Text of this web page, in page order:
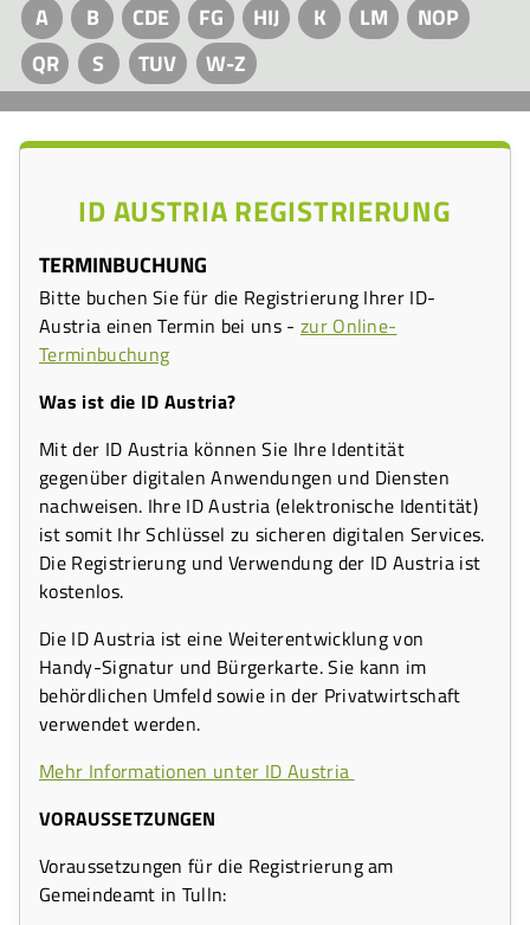
A B CDE FG HIJ K LM
NOP
QR
S TUV W-Z
ID AUSTRIA REGISTRIERUNG
TERMINBUCHUNG
Bitte buchen Sie für die Registrierung Ihrer ID-
Austria einen Termin bei uns - zur Online-
Terminbuchung
Was ist die ID Austria?
Mit der ID Austria können Sie Ihre Identität
gegenüber digitalen Anwendungen und Diensten
nachweisen. Ihre ID Austria (elektronische Identität)
ist somit Ihr Schlüssel zu sicheren digitalen Services.
Die Registrierung und Verwendung der ID Austria ist
kostenlos.
Die ID Austria ist eine Weiterentwicklung von
Handy-Signatur und Bürgerkarte. Sie kann im
behördlichen Umfeld sowie in der Privatwirtschaft
verwendet werden.
Mehr Informationen unter ID Austria
VORAUSSETZUNGEN
Voraussetzungen für die Registrierung am
Gemeindeamt in Tulln: